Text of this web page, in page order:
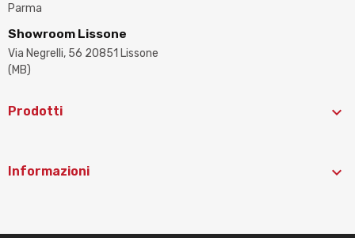
Parma
Showroom Lissone
Via Negrelli, 56 20851 Lissone
(MB)
Prodotti 
Informazioni 